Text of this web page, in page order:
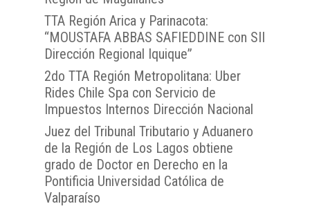
TTA Región Arica y Parinacota:
“MOUSTAFA ABBAS SAFIEDDINE con SII
Dirección Regional Iquique”
2do TTA Región Metropolitana: Uber
Rides Chile Spa con Servicio de
Impuestos Internos Dirección Nacional
Juez del Tribunal Tributario y Aduanero
de la Región de Los Lagos obtiene
grado de Doctor en Derecho en la
Pontificia Universidad Católica de
Valparaíso
Antofagasta
TTA de la Región de
Coquimbo
Metropolitana
O`Higgins
TTA de la Región
TTA de la Región de
TTA de la Región de
TTA de la Región de
Lagos
TTA de la Región de
del General Carlos
Campo
Atención Soporte
Lunes a Viernes entre
08:00 a 17:00